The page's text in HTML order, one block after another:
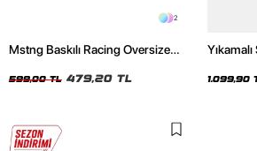
2
Mstng Baskılı Racing Oversize
599,00 TL 479,20 TL 1.099,90